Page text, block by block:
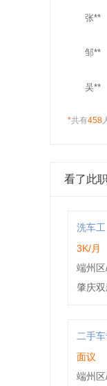
张**
邹**
吴**
梁**
梁**
彭**
陈**
黎**
何**
*共有458
看了此
洗车工
3K/月
端州
肇庆
二手
面议
端州